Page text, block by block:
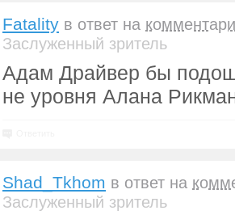
Fatality в ответ на
Заслуженный зритель
Адам Драйвер бы
не уровня Алана
Shad_Tkhom в ответ на
Заслуженный зритель